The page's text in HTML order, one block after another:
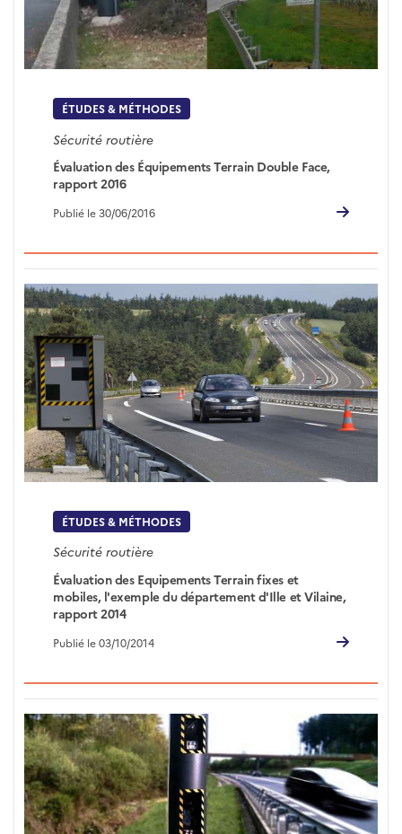
ÉTUDES & MÉTHODES
Sécurité routière
Évaluation des Équipements Terrain Double Face,
rapport 2016
Publié le 30/06/2016
ÉTUDES & MÉTHODES
Sécurité routière
Évaluation des Equipements Terrain fixes et
mobiles, l'exemple du département d'Ille et Vilaine,
rapport 2014
Publié le 03/10/2014